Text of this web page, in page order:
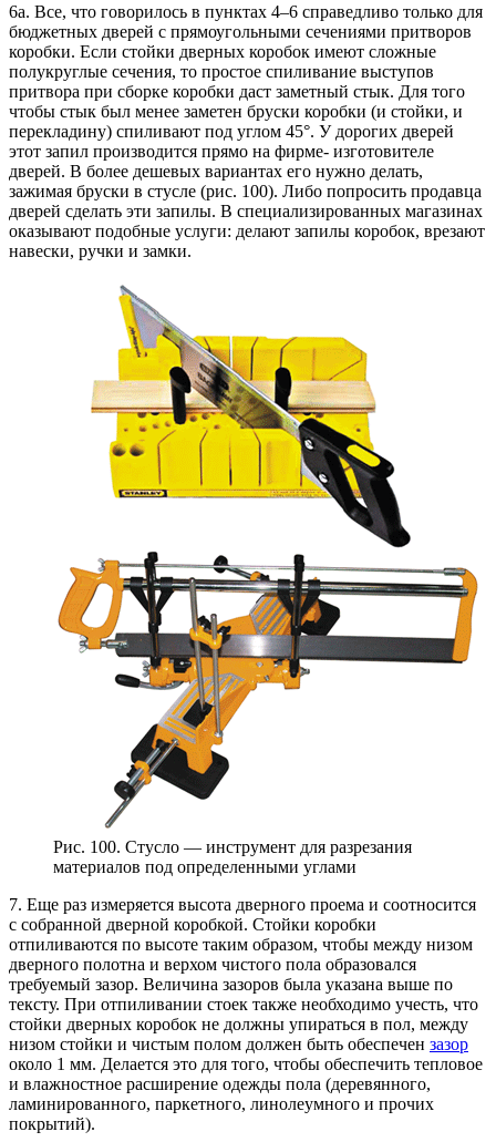
6а. Все, что говорилось в пунктах 4–6 справедливо только для
бюджетных дверей с прямоугольными сечениями притворов
коробки. Если стойки дверных коробок имеют сложные
полукруглые сечения, то простое спиливание выступов
притвора при сборке коробки даст заметный стык. Для того
чтобы стык был менее заметен бруски коробки (и стойки, и
перекладину) спиливают под углом 45°. У дорогих дверей
этот запил производится прямо на фирме- изготовителе
дверей. В более дешевых вариантах его нужно делать,
зажимая бруски в стусле (рис. 100). Либо попросить продавца
дверей сделать эти запилы. В специализированных магазинах
оказывают подобные услуги: делают запилы коробок, врезают
навески, ручки и замки.
Рис. 100. Стусло — инструмент для разрезания
материалов под определенными углами
7. Еще раз измеряется высота дверного проема и соотносится
с собранной дверной коробкой. Стойки коробки
отпиливаются по высоте таким образом, чтобы между низом
дверного полотна и верхом чистого пола образовался
требуемый зазор. Величина зазоров была указана выше по
тексту. При отпиливании стоек также необходимо учесть, что
стойки дверных коробок не должны упираться в пол, между
низом стойки и чистым полом должен быть обеспечен зазор
около 1 мм. Делается это для того, чтобы обеспечить тепловое
и влажностное расширение одежды пола (деревянного,
ламинированного, паркетного, линолеумного и прочих
покрытий).